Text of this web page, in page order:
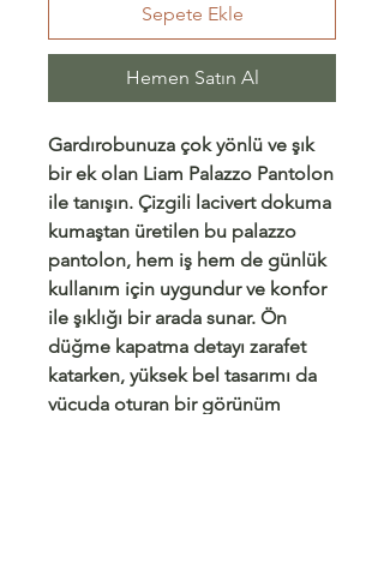
Sepete Ekle
Hemen Satın Al
Gardırobunuza çok yönlü ve şık
bir ek olan Liam Palazzo Pantolon
ile tanışın. Çizgili lacivert dokuma
kumaştan üretilen bu palazzo
pantolon, hem iş hem de günlük
kullanım için uygundur ve konfor
ile şıklığı bir arada sunar. Ön
düğme kapatma detayı zarafet
katarken, yüksek bel tasarımı da
vücuda oturan bir görünüm